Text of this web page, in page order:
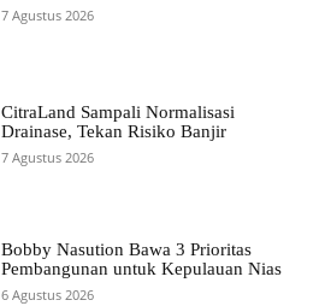
7 Agustus 2026
CitraLand Sampali Normalisasi
Drainase, Tekan Risiko Banjir
7 Agustus 2026
Bobby Nasution Bawa 3 Prioritas
Pembangunan untuk Kepulauan Nias
6 Agustus 2026